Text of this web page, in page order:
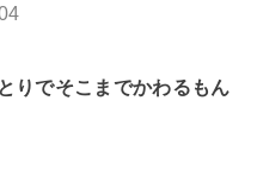
りでそこまでかわるもん